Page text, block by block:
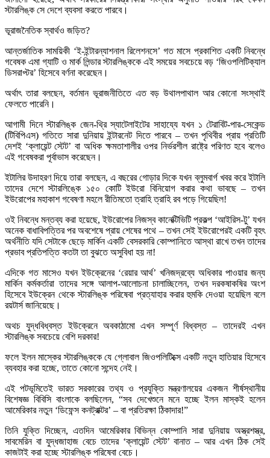
স্টারলিঙ্ক সে দেশে ব্যবসা করতে পারবে।
ভূরাজনৈতিক স্বার্থও জড়িত?
আন্তর্জাতিক সাময়িকী ‘ই-ইন্টারন্যাশনাল রিলেশনসে’ গত মাসে প্রকাশিত একটি নিবন্ধে
গবেষক এমা গ্যাটি ও মার্ক লিন্ডার স্টারলিঙ্ককে এই সময়ের সবচেয়ে বড় ‘জিওপলিটিক্যাল
ডিসরাপ্টর’ হিসেবে বর্ণনা করেছেন।
অর্থাৎ তারা বলছেন, বর্তমান ভূরাজনীতিতে এত বড় উথালপাথাল আর কোনো সংস্থাই
ফেলতে পারেনি।
আগামী দিনে স্টারলিঙ্ক জেন-থ্রি স্যাটেলাইটের সাহায্যে যখন ১ টেরাবিট-পার-সেকেন্ড
(টিবিপিএস) গতিতে সারা দুনিয়ায় ইন্টারনেট দিতে পারবে – তখন পৃথিবীর প্রায় প্রতিটি
দেশই ‘ক্লায়েন্ট স্টেট’ বা অধিক ক্ষমতাশালীর ওপর নির্ভরশীল রাষ্ট্রে পরিণত হবে বলেও
এই গবেষকরা পূর্বাভাস করেছেন।
ইটালির উদাহরণ দিয়ে তারা বলছেন, এ বছরের গোড়ার দিকে যখন ব্লুমবার্গ খবর করে ইটালি
তাদের দেশে স্টারলিঙ্কে ১৫০ কোটি ইউরো বিনিয়োগ করার কথা ভাবছে – তখন
ইউরোপের মহাকাশ গবেষণা মহলে রীতিমতো ত্রাহি ত্রাহি রব পড়ে গিয়েছিল!
ওই নিবন্ধে মন্তব্য করা হয়েছে, ইউরোপের নিজস্ব কানেক্টিভিটি প্রকল্প ‘আইরিস-টু’ যখন
অনেক বাধাবিপত্তির পর অবশেষে প্রায় শেষের পথে – তখন সেই ইউরোপেরই একটি বৃহৎ
অর্থনীতি যদি সেটাকে ছেড়ে মার্কিন একটি বেসরকারি কোম্পানিতে আস্থা রাখে তখন তাদের
প্রভাব প্রতিপত্তি কতটা তা বুঝতে অসুবিধা হয় না!
এদিকে গত মাসেও যখন ইউক্রেনের ‘রেয়ার আর্থ’ খনিজদ্রব্যে অধিকার পাওয়ার জন্য
মার্কিন কর্মকর্তারা তাদের সঙ্গে আলাপ-আলোচনা চালাচ্ছিলেন, তখন দরকষাকষির অংশ
হিসেবে ইউক্রেন থেকে স্টারলিঙ্ক পরিষেবা প্রত্যাহার করার হুমকি দেওয়া হয়েছিল বলে
রয়টার্স জানিয়েছে।
অথচ যুদ্ধবিধ্বস্ত ইউক্রেনে অবকাঠামো এখন সম্পূর্ণ বিধ্বস্ত – তাদেরই এখন
স্টারলিঙ্ক সবচেয়ে বেশি দরকার!
ফলে ইলন মাস্কের স্টারলিঙ্ককে যে গ্লোবাল জিওপলিটিক্সে একটি নতুন হাতিয়ার হিসেবে
ব্যবহার করা হচ্ছে, তাতে কোনো সন্দেহ নেই।
এই পটভূমিতেই ভারত সরকারের তথ্য ও প্রযুক্তি মন্ত্রণালয়ের একজন শীর্ষস্থানীয়
বিশেষজ্ঞ বিবিসি বাংলাকে বলছিলেন, “সব দেখেশুনে মনে হচ্ছে ইলন মাস্কই হলেন
আমেরিকার নতুন ‘ডিফেন্স কনট্রাক্টর’ – বা প্রতিরক্ষা ঠিকাদার!”
তিনি যুক্তি দিচ্ছেন, এতদিন আমেরিকার বিভিন্ন কোম্পানি সারা দুনিয়ায় অস্ত্রশস্ত্র,
সাবমেরিন বা যুদ্ধজাহাজ বেচে তাদের ‘ক্লায়েন্ট স্টেট’ বানাত – আর এখন ঠিক সেই
কাজটাই করা হচ্ছে স্টারলিঙ্ক পরিষেবা বেচে।